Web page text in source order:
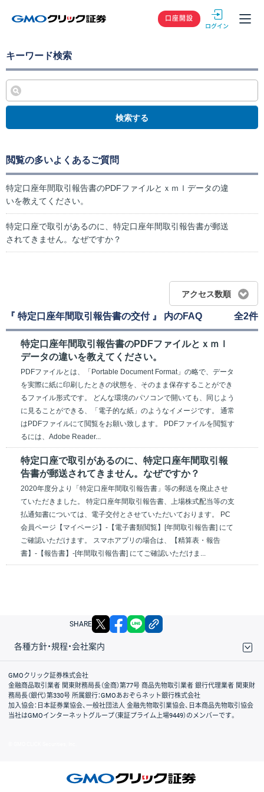
GMOクリック
口座開設
キーワード検索
検索する
閲覧の多いよくあるご質問
特定口座年間取引報告書のPDFファイルとｘｍｌデータの違
いを教えてください。
特定口座で取引があるのに、特定口座年間取引報告書が郵送
されてきません。なぜですか？
アクセス数順
『 特定口座年間取引報告書の交付 』 内のFAQ 全2件
特定口座年間取引報告書のPDFファイルとｘｍｌ
データの違いを教えてください。
PDFファイルとは、「Portable Document Format」の略で、データ
を実際に紙に印刷したときの状態を、そのまま保存することができ
るファイル形式です。 どんな環境のパソコンで開いても、同じよう
に見ることができる、「電子的な紙」のようなイメージです。 通常
はPDFファイルにて閲覧をお願い致します。 PDFファイルを閲覧す
るには、Adobe Reader...
特定口座で取引があるのに、特定口座年間取引報
告書が郵送されてきません。なぜですか？
2020年度分より「特定口座年間取引報告書」等の郵送を廃止させ
ていただきました。 特定口座年間取引報告書、上場株式配当等の支
払通知書については、電子交付とさせていただいております。 PC
会員ページ【マイページ】-【電子書類閲覧】[年間取引報告書] にて
ご確認いただけます。 スマホアプリの場合は、【精算表・報告
書】-【報告書】-[年間取引報告書] にてご確認いただけま...
SHARE X facebook
各種方針・規程・会社案内
取引規程・約款
サイトマップ
その他のご案内
個人情報保護方針
最良執行方針
サイトのご利用について
ディスクレイマー
信託保全
リスク説明
会社案内
GMOクリック証券株式会社
金融商品取引業者 関東財務局長（金商）第77号 商品先物取引業者 銀行代理業者 関東財
務局長（銀代）第330号 所属銀行：GMOあおぞらネット銀行株式会社
加入協会：日本証券業協会、一般社団法人 金融先物取引業協会、日本商品先物取引協会
当社はGMOインターネットグループ（東証プライム上場9449）のメンバーです。